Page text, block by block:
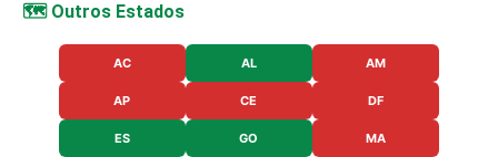
🗺️ Outros Estados
AC AL AM
AP CE DF
ES GO MA